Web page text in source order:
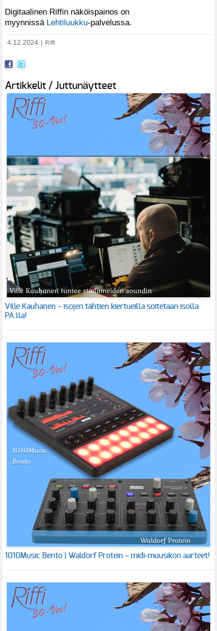
Digitaalinen Riffin näköispainos on
myynnissä Lehtiluukku-palvelussa.
4.12.2024 Riffi
Artikkelit / Juttunäytteet
Ville Kauhanen – isojen tähtien kiertueilla soitetaan isolla
PA:lla!
1010Music Bento | Waldorf Protein – midi-muusikon aarteet!